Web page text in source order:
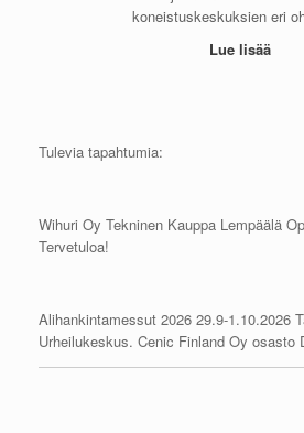
koneistuskeskuksien eri
Lue lisää
Tulevia tapahtumia:
Wihuri Oy Tekninen Kauppa Lempäälä
Tervetuloa!
Alihankintamessut 2026 29.9-1.10.2026
Urheilukeskus. Cenic Finland Oy osasto